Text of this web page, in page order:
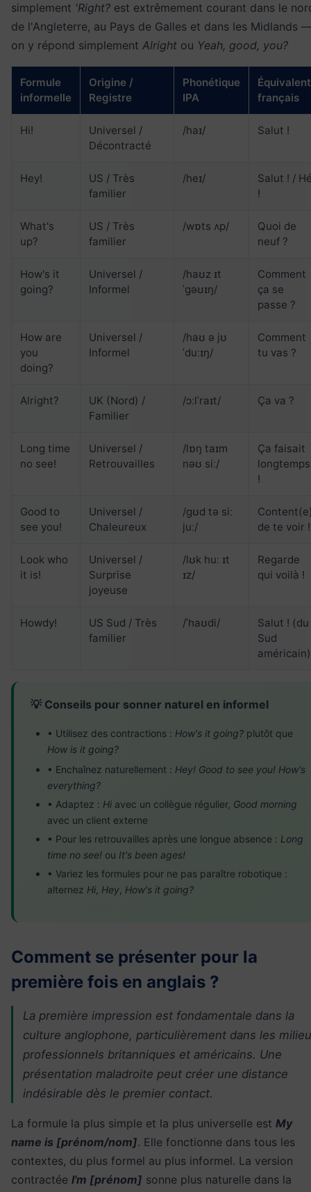
simplement 'Right? est extrêmement courant dans le
de l'Angleterre, au Pays de Galles et dans les Midlands
on y répond simplement Alright ou Yeah, good, you?
Formule
informelle
Origine /
Registre
Phonétique
IPA
Équivalent
français
Hi!
Universel /
Décontracté
/haɪ/ Salut !
Hey!
US / Très
familier
/heɪ/
Salut ! /
!
What's
up?
US / Très
familier
/wɒts ʌp/
Quoi de
neuf ?
How's it
going?
Universel /
Informel
/haʊz ɪt
ˈɡəʊɪŋ/
Comment
ça se
passe ?
How are
you
doing?
Universel /
Informel
/haʊ ə jʊ
ˈduːɪŋ/
Comment
tu vas ?
Alright?
UK (Nord) /
Familier
/ɔːlˈraɪt/ Ça va ?
Long time
no see!
Universel /
Retrouvailles
/lɒŋ taɪm
nəʊ siː/
Ça faisait
longtemps
!
Good to
see you!
Universel /
Chaleureux
/ɡʊd tə siː
juː/
de te voir !
Look who
it is!
Universel /
Surprise
joyeuse
/lʊk huː ɪt
ɪz/
Regarde
qui voilà !
Howdy!
US Sud / Très
familier
/ˈhaʊdi/
Salut ! (du
Sud
américain)
💡 Conseils pour sonner naturel en informel
• Utilisez des contractions : How's it going? plutôt que
How is it going?
• Enchaînez naturellement : Hey! Good to see you! How's
everything?
• Adaptez : Hi avec un collègue régulier, Good morning
avec un client externe
• Pour les retrouvailles après une longue absence : Long
time no see! ou It's been ages!
• Variez les formules pour ne pas paraître robotique :
alternez Hi Hey How's it going?
Comment se présenter pour la
première fois en anglais ?
La première impression est fondamentale dans la
culture anglophone, particulièrement dans les
professionnels britanniques et américains. Une
présentation maladroite peut créer une distance
indésirable dès le premier contact.
La formule la plus simple et la plus universelle est My
name is [prénom/nom]. Elle fonctionne dans tous les
contextes, du plus formel au plus informel. La version
contractée I'm [prénom] sonne plus naturelle dans la